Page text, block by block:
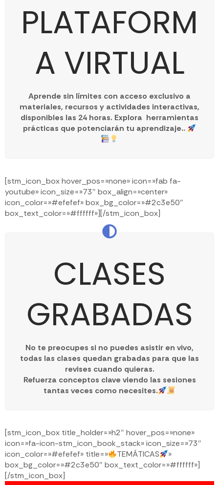
PLATAFORM
A VIRTUAL
Aprende sin límites con acceso exclusivo a
materiales, recursos y actividades interactivas,
disponibles las 24 horas. Explora herramientas
prácticas que potenciarán tu aprendizaje..
[stm_icon_box hover_pos=»none» icon=»fab fa-
youtube» icon_size=»73″ box_align=»center»
icon_color=»#efefef» box_bg_color=»#2c3e50″
box_text_color=»#ffffff»][/stm_icon_box]
CLASES
GRABADAS
No te preocupes si no puedes asistir en vivo,
todas las clases quedan grabadas para que las
revises cuando quieras.
Refuerza conceptos clave viendo las sesiones
tantas veces como necesites.
[stm_icon_box title_holder=»h2″ hover_pos=»none»
icon=»fa-icon-stm_icon_book_stack» icon_size=»73″
icon_color=»#efefef» title=»
TEMÁTICAS
»
box_bg_color=»#2c3e50″ box_text_color=»#ffffff»]
[/stm_icon_box]